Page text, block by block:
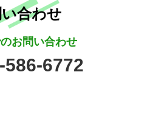
合わせ
お問い合わせ
586-6772